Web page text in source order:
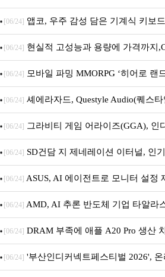
니터·스마트 펫 침대 기부
[06/24] 앱코, 우주 감성 담은 기계식 키보
브랜드데이 기획전 진행
[06/24] 현실적 고성능과 용량에 가격까지
M.2 NVMe 디앤디컴 1TB
[06/24] 모바일 파밍 MMORPG ‘히어로 랜
[06/24] 셰에라자드, Questyle Audio(퀘스
내 정식 출시
[06/24] 그라비티 게임 어라이즈(GGA), 인
던전 13’ 참가!
[06/24] SD건담 지 제네레이션 이터널, 인
아의 용사’ 재개최 및 풍성한 기념 이벤
[06/24] ASUS, AI 에이전트로 모니터 설정
[06/24] AMD, AI 추론 반도체 기업 타알라
[06/24] DRAM 부족에 애플 A20 Pro 생산
퍼 대기
[06/24] '부산인디커넥트페스티벌 2026',